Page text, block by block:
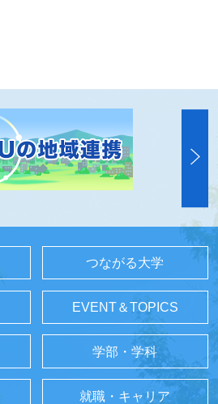
つながる大学
EVENT＆TOPICS
学部・学科
就職・キャリア